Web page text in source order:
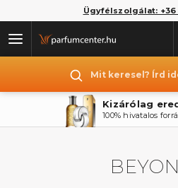
Ügyfélszolgálat: +36
Mit keresel? Írd
Kizárólag
100% hivatalos